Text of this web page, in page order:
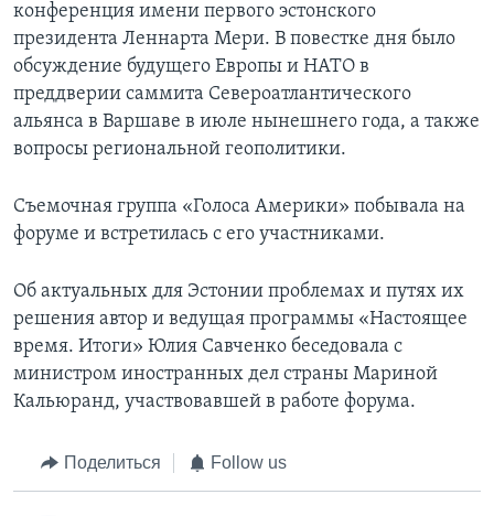
конференция имени первого эстонского
президента Леннарта Мери. В повестке дня было
обсуждение будущего Европы и НАТО в
преддверии саммита Североатлантического
альянса в Варшаве в июле нынешнего года, а также
вопросы региональной геополитики.
Съемочная группа «Голоса Америки» побывала на
форуме и встретилась с его участниками.
Об актуальных для Эстонии проблемах и путях их
решения автор и ведущая программы «Настоящее
время. Итоги» Юлия Савченко беседовала с
министром иностранных дел страны Мариной
Кальюранд, участвовавшей в работе форума.
Поделиться Follow us